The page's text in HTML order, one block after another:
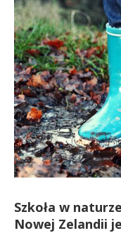
Szkoła w
Nowej Zelandii